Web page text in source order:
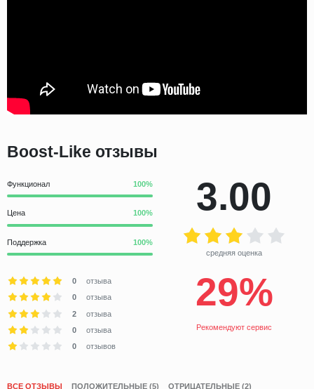
Boost-Like отзывы
Функционал
Цена
Поддержка
3.00
средняя оценка
0
отзыва
0
отзыва
2
отзыва
0
отзыва
0
отзывов
29%
Рекомендуют сервис
ВСЕ ОТЗЫВЫ ПОЛОЖИТЕЛЬНЫЕ (5) ОТРИЦАТЕЛЬНЫЕ (2)